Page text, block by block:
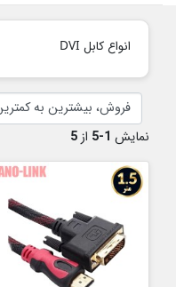
انواع کابل DVI
نمایش 1-5 از 5